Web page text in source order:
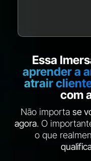
Essa
aprender a
atrair
com
Não importa se
agora. O
o que